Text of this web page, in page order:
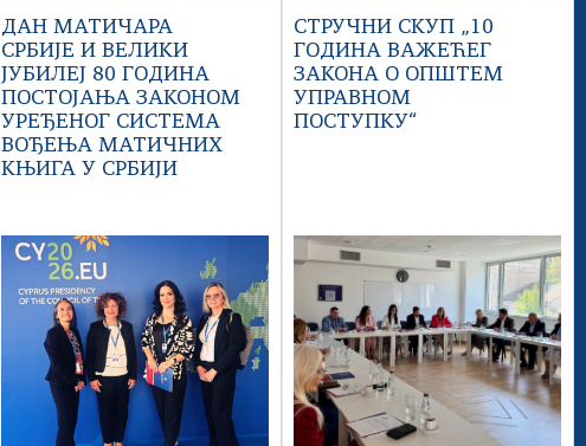
ДАН МАТИЧАРА
СРБИЈЕ И ВЕЛИКИ
ЈУБИЛЕЈ 80 ГОДИНА
ПОСТОЈАЊА ЗАКОНОМ
УРЕЂЕНОГ СИСТЕМА
ВОЂЕЊА МАТИЧНИХ
КЊИГА У СРБИЈИ
СТРУЧНИ СКУП „10
ГОДИНА ВАЖЕЋЕГ
ЗАКОНА О ОПШТЕМ
УПРАВНОМ
ПОСТУПКУ“